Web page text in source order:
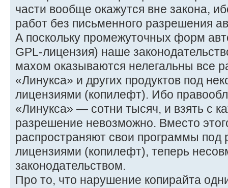
части вообще окажутся вне закона,
работ без письменного разрешения
А поскольку промежуточных форм
GPL-лицензия) наше
махом оказываются нелегальны все
«Линукса» и других продуктов под
лицензиями (копилефт). Ибо
«Линукса» — сотни тысяч, и взять с
разрешение невозможно. Вместо
распространяют свои программы
лицензиями (копилефт), теперь
законодательством.
Про то, что нарушение копирайта